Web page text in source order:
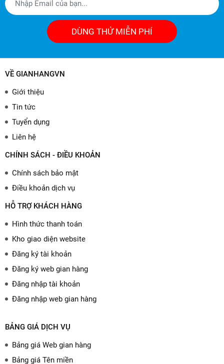
DÙNG THỬ MIỄN PHÍ
VỀ GIANHANGVN
Giới thiệu
Tin tức
Tuyển dụng
Liên hệ
CHÍNH SÁCH - ĐIỀU KHOẢN
Chính sách bảo mật
Điều khoản dịch vụ
HỖ TRỢ KHÁCH HÀNG
Hình thức thanh toán
Kho giao diện website
Đăng ký tài khoản
Đăng ký web gian hàng
Đăng nhập tài khoản
Đăng nhập web gian hàng
BẢNG GIÁ DỊCH VỤ
Bảng giá Web gian hàng
Bảng giá Tên miền